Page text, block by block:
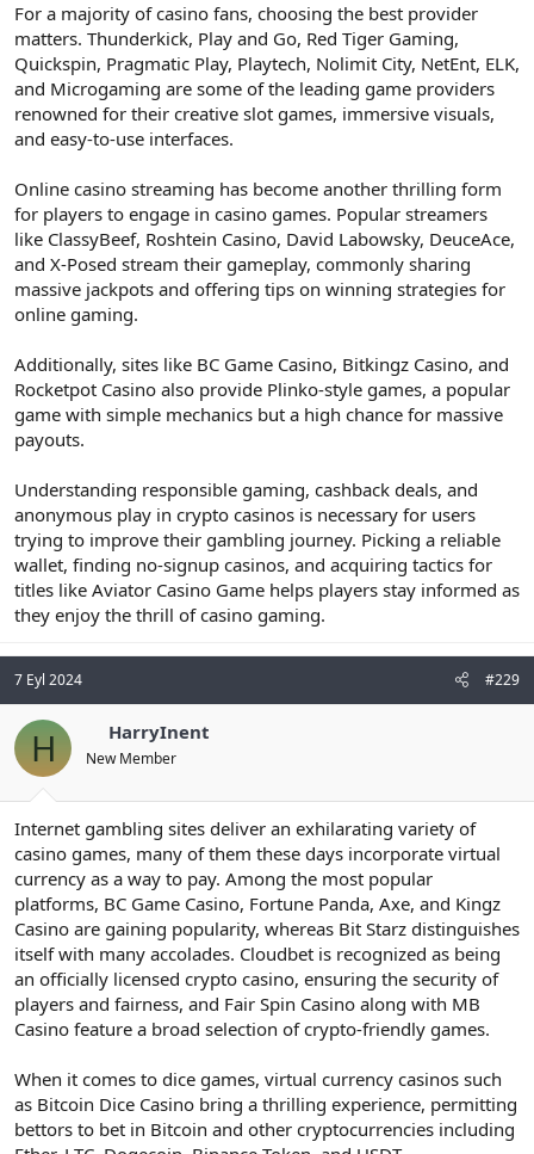
For a majority of casino fans, choosing the best provider
matters. Thunderkick, Play and Go, Red Tiger Gaming,
Quickspin, Pragmatic Play, Playtech, Nolimit City, NetEnt, ELK,
and Microgaming are some of the leading game providers
renowned for their creative slot games, immersive visuals,
and easy-to-use interfaces.
Online casino streaming has become another thrilling form
for players to engage in casino games. Popular streamers
like ClassyBeef, Roshtein Casino, David Labowsky, DeuceAce,
and X-Posed stream their gameplay, commonly sharing
massive jackpots and offering tips on winning strategies for
online gaming.
Additionally, sites like BC Game Casino, Bitkingz Casino, and
Rocketpot Casino also provide Plinko-style games, a popular
game with simple mechanics but a high chance for massive
payouts.
Understanding responsible gaming, cashback deals, and
anonymous play in crypto casinos is necessary for users
trying to improve their gambling journey. Picking a reliable
wallet, finding no-signup casinos, and acquiring tactics for
titles like Aviator Casino Game helps players stay informed as
they enjoy the thrill of casino gaming.
7 Eyl 2024 #229
H HarryInent
New Member
Internet gambling sites deliver an exhilarating variety of
casino games, many of them these days incorporate virtual
currency as a way to pay. Among the most popular
platforms, BC Game Casino, Fortune Panda, Axe, and Kingz
Casino are gaining popularity, whereas Bit Starz distinguishes
itself with many accolades. Cloudbet is recognized as being
an officially licensed crypto casino, ensuring the security of
players and fairness, and Fair Spin Casino along with MB
Casino feature a broad selection of crypto-friendly games.
When it comes to dice games, virtual currency casinos such
as Bitcoin Dice Casino bring a thrilling experience, permitting
bettors to bet in Bitcoin and other cryptocurrencies including